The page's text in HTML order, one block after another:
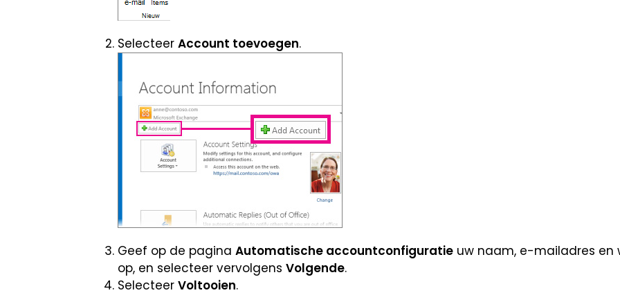
Selecteer Account toevoegen.
Geef op de pagina Automatische accountconfiguratie uw naam, e-mailadres en
op, en selecteer vervolgens Volgende.
Selecteer Voltooien.